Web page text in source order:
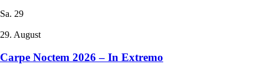
Sa. 29
29. August
Carpe Noctem 2026 – In Extremo